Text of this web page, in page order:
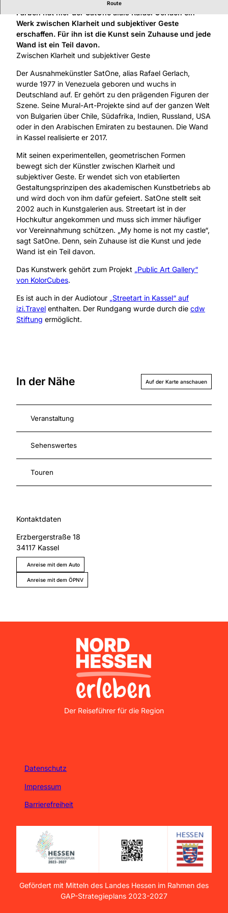
Route
Eindrucksvoll mit geometrischen Formen und vielen
Farben hat hier der SatOne alais Rafael Gerlach ein
Werk zwischen Klarheit und subjektiver Geste
erschaffen. Für ihn ist die Kunst sein Zuhause und jede
Wand ist ein Teil davon.
Zwischen Klarheit und subjektiver Geste
Der Ausnahmekünstler SatOne, alias Rafael Gerlach,
wurde 1977 in Venezuela geboren und wuchs in
Deutschland auf. Er gehört zu den prägenden Figuren der
Szene. Seine Mural-Art-Projekte sind auf der ganzen Welt
von Bulgarien über Chile, Südafrika, Indien, Russland, USA
oder in den Arabischen Emiraten zu bestaunen. Die Wand
in Kassel realisierte er 2017.
Mit seinen experimentellen, geometrischen Formen
bewegt sich der Künstler zwischen Klarheit und
subjektiver Geste. Er wendet sich von etablierten
Gestaltungsprinzipen des akademischen Kunstbetriebs ab
und wird doch von ihm dafür gefeiert. SatOne stellt seit
2002 auch in Kunstgalerien aus. Streetart ist in der
Hochkultur angekommen und muss sich immer häufiger
vor Vereinnahmung schützen. „My home is not my castle“,
sagt SatOne. Denn, sein Zuhause ist die Kunst und jede
Wand ist ein Teil davon.
Das Kunstwerk gehört zum Projekt „Public Art Gallery“
von KolorCubes.
Es ist auch in der Audiotour „Streetart in Kassel“ auf
izi.Travel enthalten. Der Rundgang wurde durch die cdw
Stiftung ermöglicht.
In der Nähe Auf der Karte anschauen
Veranstaltung
Sehenswertes
Touren
Kontaktdaten
Erzbergerstraße 18
34117 Kassel
Anreise mit dem Auto
Anreise mit dem ÖPNV
Nordhessen Erleben
Der Reiseführer für die Region
Datenschutz
Impressum
Barrierefreiheit
Gefördert mit Mitteln des Landes Hessen im Rahmen des
GAP-Strategieplans 2023-2027